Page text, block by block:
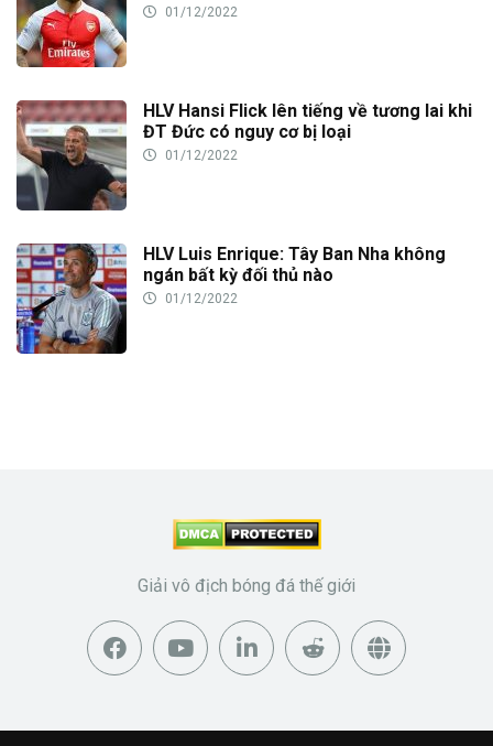
01/12/2022
HLV Hansi Flick lên tiếng về tương lai khi
ĐT Đức có nguy cơ bị loại
01/12/2022
HLV Luis Enrique: Tây Ban Nha không
ngán bất kỳ đối thủ nào
01/12/2022
Giải vô địch bóng đá thế giới